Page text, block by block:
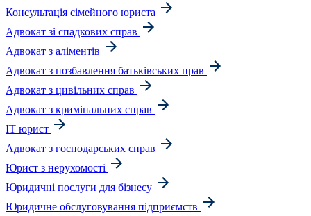
Консультація сімейного юриста
Адвокат зі спадкових справ
Адвокат з аліментів
Адвокат з позбавлення батьківських прав
Адвокат з цивільних справ
Адвокат з кримінальних справ
IT юрист
Адвокат з господарських справ
Юрист з нерухомості
Юридичні послуги для бізнесу
Юридичне обслуговування підприємств